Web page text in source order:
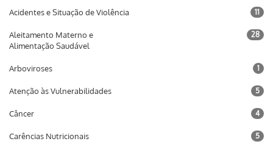
Acidentes e Situação de Violência 11
Aleitamento Materno e
Alimentação Saudável
28
Arboviroses 1
Atenção às Vulnerabilidades 5
Câncer 4
Carências Nutricionais 5